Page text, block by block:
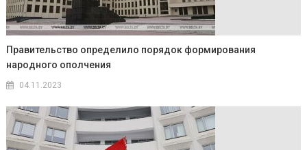
Правительство определило порядок формирования
народного ополчения
04.11.2023